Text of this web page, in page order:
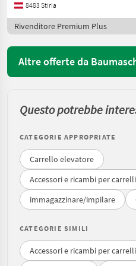
8483 Stiria
Rivenditore Premium Plus
Altre offerte da
Questo potrebbe
CATEGORIE APPROPRIATE
Carrello elevatore
Accessori e ricambi per
immagazzinare/impilare
CATEGORIE SIMILI
Accessori e ricambi per